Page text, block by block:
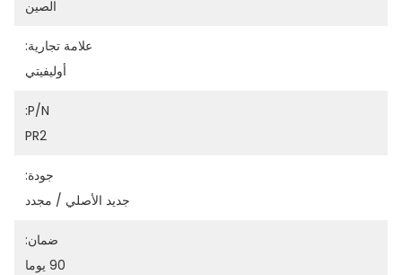
الصين
علامة تجارية:
أوليفيتي
P/N:
PR2
جودة:
جديد الأصلي / مجدد
ضمان:
90 يوما